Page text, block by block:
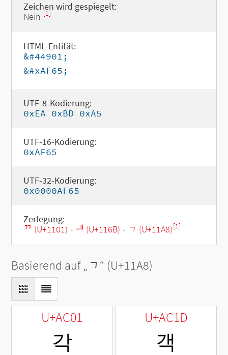
Zeichen wird gespiegelt:
Nein [1]
HTML-Entität:
&#44901;
&#xAF65;
UTF-8-Kodierung:
0xEA 0xBD 0xA5
UTF-16-Kodierung:
0xAF65
UTF-32-Kodierung:
0x0000AF65
Zerlegung:
ᄁ (U+1101) - ᅫ (U+116B) - ᆨ (U+11A8)[1]
Basierend auf „ ᆨ “ (U+11A8)
U+AC01
각
U+AC1D
객